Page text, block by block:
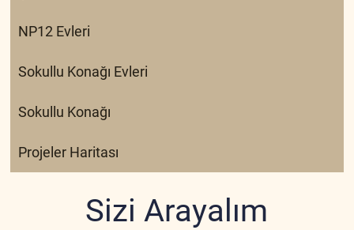
NP12 Evleri
Sokullu Konağı Evleri
Sokullu Konağı
Projeler Haritası
Sizi Arayalım